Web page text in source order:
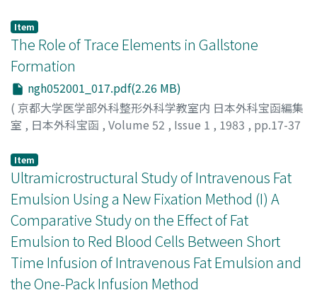
KAZUE
英久; 中谷, 寿男;安田, 和弘;小沢, 和恵;戸部, 隆吉
Item
The Role of Trace Elements in Gallstone
Formation
ngh052001_017.pdf(2.26 MB)
( 京都大学医学部外科整形外科学教室内 日本外科宝函編集
室 , 日本外科宝函 , Volume 52 , Issue 1 , 1983 , pp.17-37
SEKIYA, TSUKASA
Item
Ultramicrostructural Study of Intravenous Fat
Emulsion Using a New Fixation Method (I) A
Comparative Study on the Effect of Fat
Emulsion to Red Blood Cells Between Short
Time Infusion of Intravenous Fat Emulsion and
the One-Pack Infusion Method